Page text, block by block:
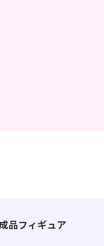
品フィギュア